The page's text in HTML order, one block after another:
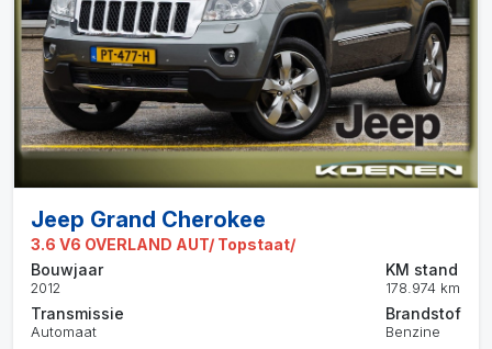
Jeep Grand Cherokee
3.6 V6 OVERLAND AUT/ Topstaat/
Bouwjaar
2012
Transmissie
Automaat
KM stand
178.974 km
Brandstof
Benzine